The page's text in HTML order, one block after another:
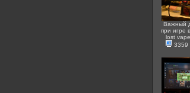
Важный
при игре
lost
3359